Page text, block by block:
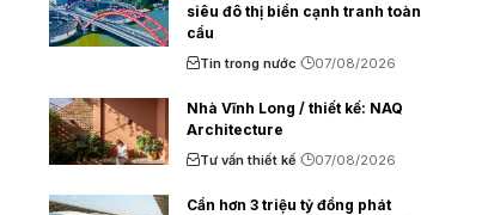
siêu đô thị biển cạnh tranh toàn
cầu
Tin trong nước 07/08/2026
Nhà Vĩnh Long / thiết kế: NAQ
Architecture
Tư vấn thiết kế 07/08/2026
Cần hơn 3 triệu tỷ đồng phát